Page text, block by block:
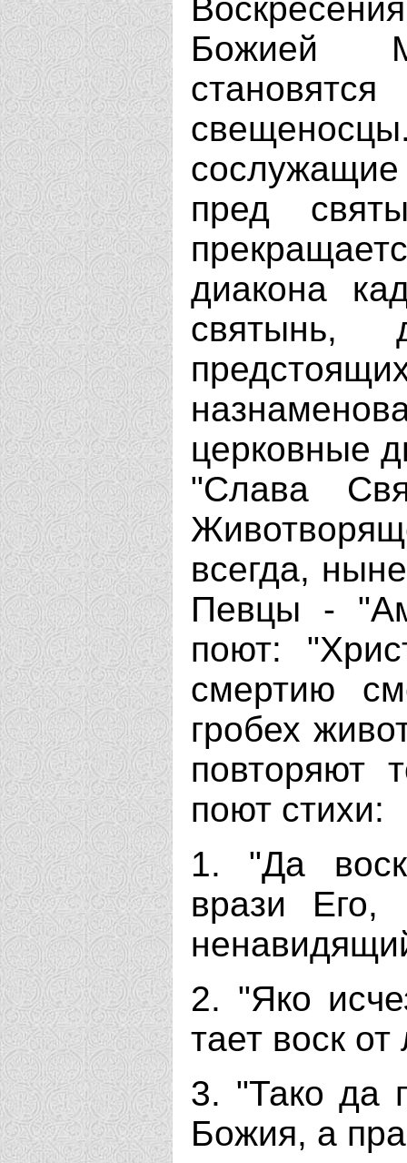
Божией
пред
диакона
святынь,
церковные
"Слава
всегда,
Певцы -
поют:
смертию
гробех
повторяют
поют стихи:
1. "Да
врази
2. "Яко
тает воск
3. "Тако да
Божия, а